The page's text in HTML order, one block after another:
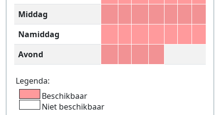
Middag
Namiddag
Avond
Legenda:
Beschikbaar
Niet beschikbaar